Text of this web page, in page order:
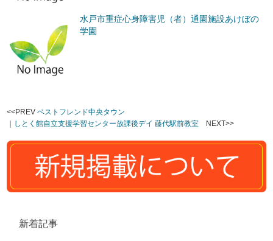
水戸市重症心身障害児（者）通園施設あけぼの
学園
<<PREVベストフレンド中央タウン
｜ しとく館自立支援学習センター放課後デイ 藤代駅前教室 NEXT>>
新着記事